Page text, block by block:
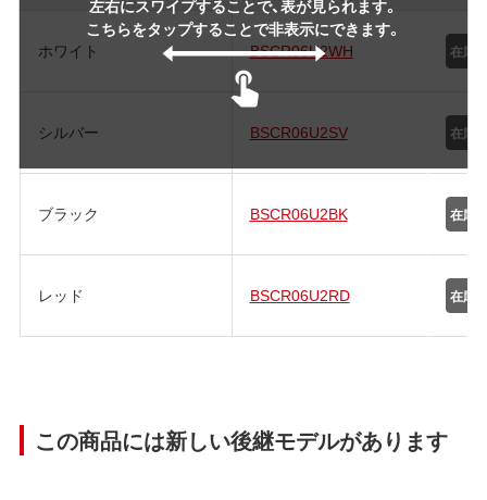
左右にスワイプすることで、表が見られます。
こちらをタップすることで非表示にできます。
ホワイト BSCR06U2WH
シルバー BSCR06U2SV
ブラック BSCR06U2BK
レッド BSCR06U2RD
この商品には新しい後継モデルがあります